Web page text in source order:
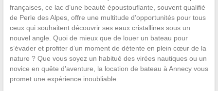
françaises, ce lac d’une beauté époustouflante, souvent qualifié
de Perle des Alpes, offre une multitude d’opportunités pour tous
ceux qui souhaitent découvrir ses eaux cristallines sous un
nouvel angle. Quoi de mieux que de louer un bateau pour
s’évader et profiter d’un moment de détente en plein cœur de la
nature ? Que vous soyez un habitué des virées nautiques ou un
novice en quête d’aventure, la location de bateau à Annecy vous
promet une expérience inoubliable.